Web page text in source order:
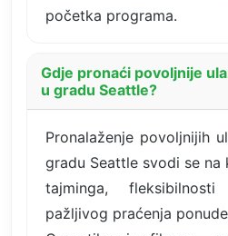
početka programa.
Gdje pronaći povoljnije
u gradu Seattle?
Pronalaženje povoljnijih
gradu Seattle svodi se na
tajminga,
pažljivog praćenja